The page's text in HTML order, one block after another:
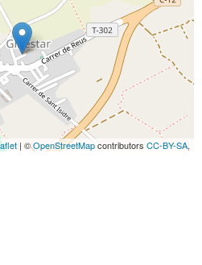
| ©OpenStreetMapcontributors CC-BY-SA,